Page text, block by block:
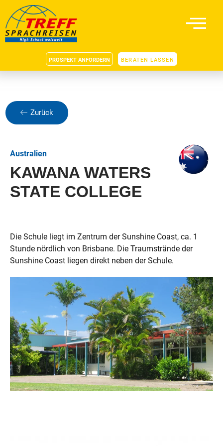
PROSPEKT ANFORDERN BERATEN LASSEN
Zurück
Australien
KAWANA WATERS
STATE COLLEGE
Die Schule liegt im Zentrum der Sunshine Coast, ca. 1
Stunde nördlich von Brisbane. Die Traumstrände der
Sunshine Coast liegen direkt neben der Schule.